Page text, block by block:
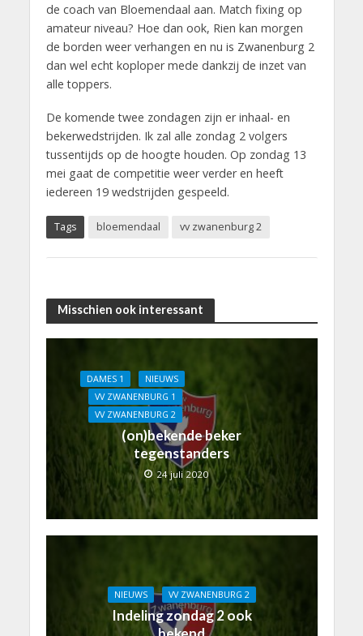
de coach van Bloemendaal aan. Match fixing op
amateur niveau? Hoe dan ook, Rien kan morgen
de borden weer verhangen en nu is Zwanenburg 2
dan wel echt koploper mede dankzij de inzet van
alle toppers.
De komende twee zondagen zijn er inhaal- en
bekerwedstrijden. Ik zal alle zondag 2 volgers
tussentijds op de hoogte houden. Op zondag 13
mei gaat de competitie weer verder en heeft
iedereen 19 wedstrijden gespeeld.
Tags bloemendaal vv zwanenburg 2
Misschien ook interessant
DAMES 1
NIEUWS
VV ZWANENBURG 1
VV ZWANENBURG 2
(on)bekende beker
tegenstanders
24 juli 2020
NIEUWS VV ZWANENBURG 2
Indeling zondag 2 ook